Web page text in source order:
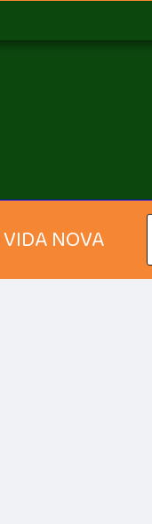
NOVA